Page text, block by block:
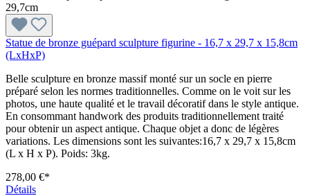
Statue de bronze guépard sculpture figurine - 16,7 x 29,7 x 15,8cm
(LxHxP)
Belle sculpture en bronze massif monté sur un socle en pierre
préparé selon les normes traditionnelles. Comme on le voit sur les
photos, une haute qualité et le travail décoratif dans le style antique.
En consommant handwork des produits traditionnellement traité
pour obtenir un aspect antique. Chaque objet a donc de légères
variations. Les dimensions sont les suivantes:16,7 x 29,7 x 15,8cm
(L x H x P). Poids: 3kg.
278,00 €*
Détails